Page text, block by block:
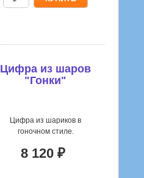
Цифра из шаров
"Гонки"
Цифра из шариков в
гоночном стиле.
8 120 ₽